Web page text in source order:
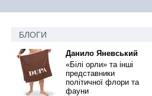
БЛОГИ
Данило Яневський
«Білі орли» та інші
представники
політичної флори та
фауни